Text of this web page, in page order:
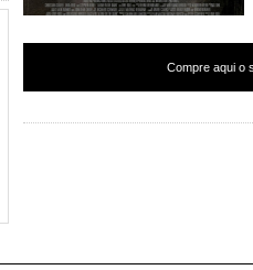
Compre aqui o